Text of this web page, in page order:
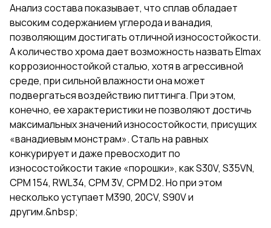
Анализ состава показывает, что сплав обладает
высоким содержанием углерода и ванадия,
позволяющим достигать отличной износостойкости.
А количество хрома дает возможность назвать Elmax
коррозионностойкой сталью, хотя в агрессивной
среде, при сильной влажности она может
подвергаться воздействию питтинга. При этом,
конечно, ее характеристики не позволяют достичь
максимальных значений износостойкости, присущих
«ванадиевым монстрам». Сталь на равных
конкурирует и даже превосходит по
износостойкости такие «порошки», как S30V, S35VN,
CPM 154, RWL34, CPM 3V, CPM D2. Но при этом
несколько уступает М390, 20СV, S90V и
другим.&nbsp;